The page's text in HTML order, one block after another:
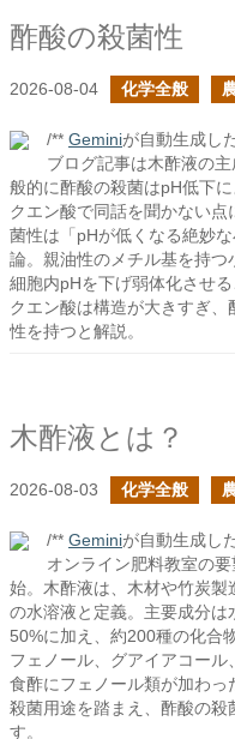
酢酸の殺菌性
2026-08-04 化学全般
/** Geminiが自動生成し
ブログ記事は木酢液の
般的に酢酸の殺菌はpH低下
クエン酸で同話を聞かない
菌性は「pHが低くなる絶妙
論。親油性のメチル基を持つ
細胞内pHを下げ弱体化させ
クエン酸は構造が大きすぎ
性を持つと解説。
木酢液とは？
2026-08-03 化学全般
/** Geminiが自動生成し
オンライン肥料教室の
始。木酢液は、木材や竹炭
の水溶液と定義。主要成分
50%に加え、約200種の化合
フェノール、グアイアコー
食酢にフェノール類が加わ
殺菌用途を踏まえ、酢酸の
す。